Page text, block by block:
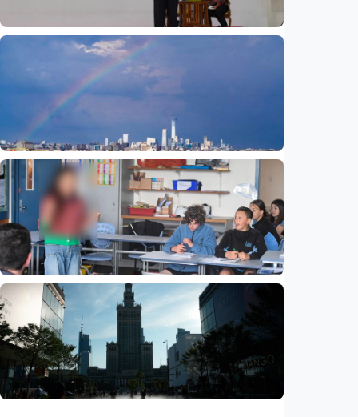
Prof. Syafi’i Antonio bahas penataan jiwa
berbasis Al-Qur’an dan sunnah
Indonesia
Humaniora
Beijing jadi ibu kota arsitektur dunia
UNESCO-UIA 2029. Apa alasannya?
Indonesia•06 Aug 2026
Humaniora
Sekolah di Selandia Baru tambah mata
pelajaran berbasis industri, dari AI hingga
pariwisata
Indonesia •06 Aug 2026